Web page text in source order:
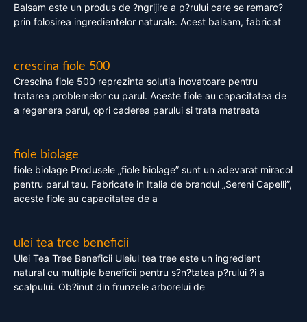
Balsam este un produs de ?ngrijire a p?rului care se remarc?
prin folosirea ingredientelor naturale. Acest balsam, fabricat
crescina fiole 500
Crescina fiole 500 reprezinta solutia inovatoare pentru
tratarea problemelor cu parul. Aceste fiole au capacitatea de
a regenera parul, opri caderea parului si trata matreata
fiole biolage
fiole biolage Produsele „fiole biolage” sunt un adevarat miracol
pentru parul tau. Fabricate in Italia de brandul „Sereni Capelli”,
aceste fiole au capacitatea de a
ulei tea tree beneficii
Ulei Tea Tree Beneficii Uleiul tea tree este un ingredient
natural cu multiple beneficii pentru s?n?tatea p?rului ?i a
scalpului. Ob?inut din frunzele arborelui de